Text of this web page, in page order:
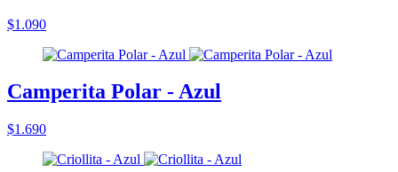
$1.090
Camperita Polar - Azul
$1.690